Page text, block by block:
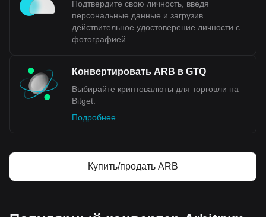
Подтвердите свою личность, введя
персональные данные и загрузив
действительное удостоверение личности с
фотографией.
Конвертировать ARB в GTQ
Выбирайте криптовалюты для торговли на
Bitget.
Подробнее
Купить/продать ARB